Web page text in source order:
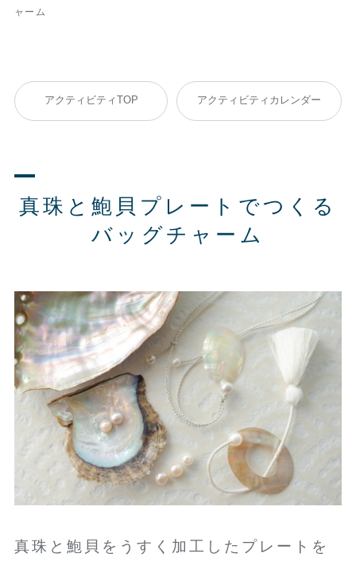
ャーム
アクティビティTOP アクティビティカレンダー
真珠と鮑貝プレートでつくる
バッグチャーム
真珠と鮑貝をうすく加工したプレートを